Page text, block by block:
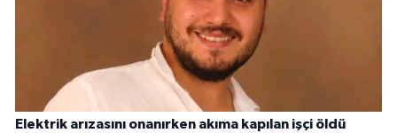
Elektrik arızasını onanırken akıma kapılan işçi öldü